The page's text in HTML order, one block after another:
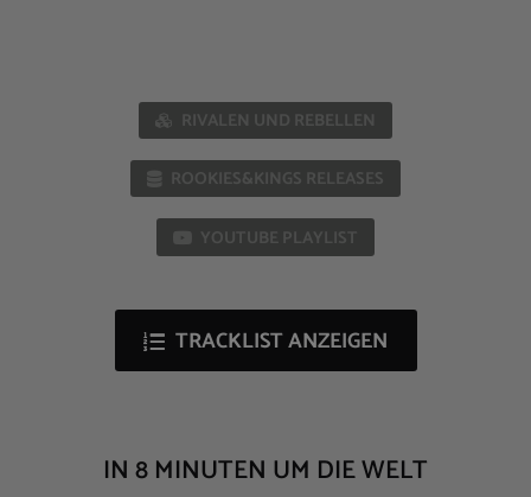
RIVALEN UND REBELLEN
ROOKIES&KINGS RELEASES
YOUTUBE PLAYLIST
TRACKLIST ANZEIGEN
IN 8 MINUTEN UM DIE WELT